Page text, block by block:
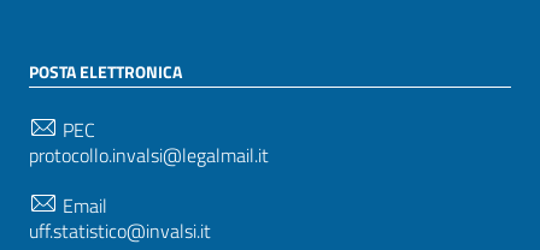
POSTA ELETTRONICA
PEC
protocollo.invalsi@legalmail.it
Email
uff.statistico@invalsi.it